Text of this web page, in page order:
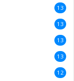
13
13
13
13
12